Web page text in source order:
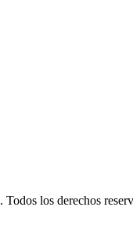
. Todos los derechos